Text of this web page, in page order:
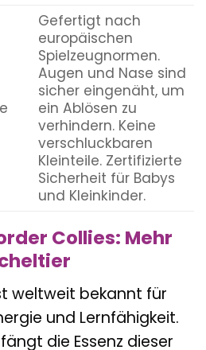
Gefertigt nach
europäischen
Spielzeugnormen.
Augen und Nase sind
sicher eingenäht, um
ein Ablösen zu
verhindern. Keine
verschluckbaren
Kleinteile. Zertifizierte
Sicherheit für Babys
und Kleinkinder.
Collies: Mehr
weltweit bekannt für
und Lernfähigkeit.
die Essenz dieser